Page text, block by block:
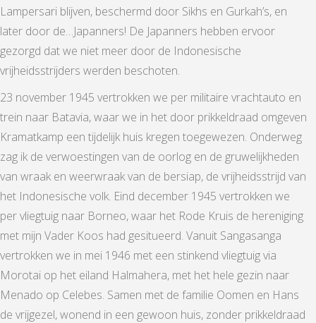
Lampersari blijven, beschermd door Sikhs en Gurkah’s, en
later door de…Japanners! De Japanners hebben ervoor
gezorgd dat we niet meer door de Indonesische
vrijheidsstrijders werden beschoten.
23 november 1945 vertrokken we per militaire vrachtauto en
trein naar Batavia, waar we in het door prikkeldraad omgeven
Kramatkamp een tijdelijk huis kregen toegewezen. Onderweg
zag ik de verwoestingen van de oorlog en de gruwelijkheden
van wraak en weerwraak van de bersiap, de vrijheidsstrijd van
het Indonesische volk. Eind december 1945 vertrokken we
per vliegtuig naar Borneo, waar het Rode Kruis de hereniging
met mijn Vader Koos had gesitueerd. Vanuit Sangasanga
vertrokken we in mei 1946 met een stinkend vliegtuig via
Morotai op het eiland Halmahera, met het hele gezin naar
Menado op Celebes. Samen met de familie Oomen en Hans
de vrijgezel, wonend in een gewoon huis, zonder prikkeldraad